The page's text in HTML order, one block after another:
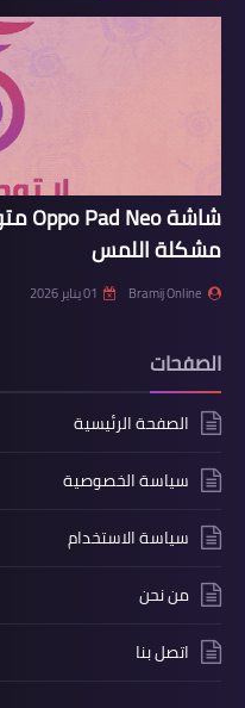
مشكلة اللمس
Bramij Online 01 يناير 2026
الصفحات
الصفحة الرئيسية
سياسة الخصوصية
سياسة الاستخدام
من نحن
اتصل بنا